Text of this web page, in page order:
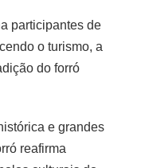
participantes de
o turismo, a
do forró
e grandes
reafirma